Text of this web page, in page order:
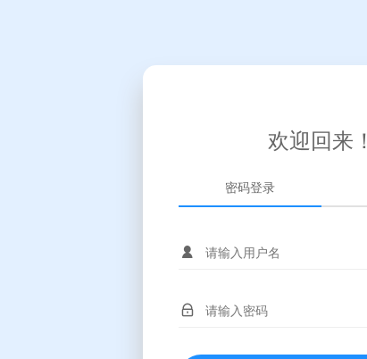
欢迎回来！
密码登录